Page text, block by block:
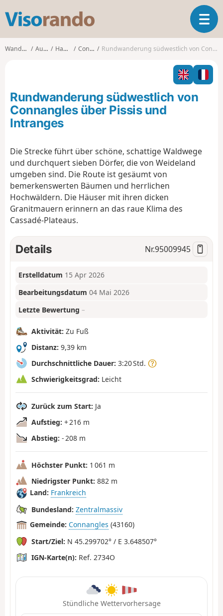
s
o
o
T
o
g
l
n
Wanderungen Auvergne Haute-Loire Connangles Rundwanderung südwestlich von Connangles über Pissis und Intranges
Rundwanderung südwestlich von
Connangles über Pissis und
Intranges
Die Strecke führt über schöne, schattige Waldwege
und durchquert sieben Dörfer, die von Weideland
umgeben sind. Die Route ist gesäumt von
bemerkenswerten Bäumen und herrlichen
Hochwäldern. Die Häuser mit ihren dicken
Granitmauern erinnern an das raue Klima des
Cassadé-Plateaus.
Details Nr.95009945
Erstelldatum 15 Apr 2026
Bearbeitungsdatum 04 Mai 2026
Letzte Bewertung –
Aktivität: Zu Fuß
Distanz: 9,39 km
Durchschnittliche Dauer: 3:20 Std.
Schwierigkeitsgrad: Leicht
Zurück zum Start: Ja
Aufstieg: + 216 m
Abstieg: - 208 m
Höchster Punkt: 1 061 m
Niedrigster Punkt: 882 m
Land: Frankreich
Bundesland: Zentralmassiv
Gemeinde: Connangles (43160)
Start/Ziel: N 45.299702° / E 3.648507°
IGN-Karte(n): Ref. 2734O
Stündliche Wettervorhersage